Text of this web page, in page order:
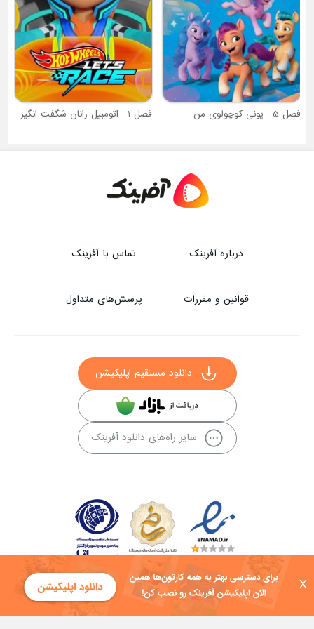
X
فصل 5 : پونی کوچولوی من فصل 1 : اتومبیل رانان شگفت انگیز
درباره آفرینک تماس با آفرینک
قوانین و مقررات پرسش‌های متداول
دانلود مستقیم اپلیکیشن
سایر راه‌های دانلود آفرینک
کلیه حقوق این سایت به شرکت توسعه فناوی هفت آسمان توکان تعلق دارد و